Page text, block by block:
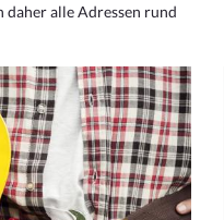
daher alle Adressen rund